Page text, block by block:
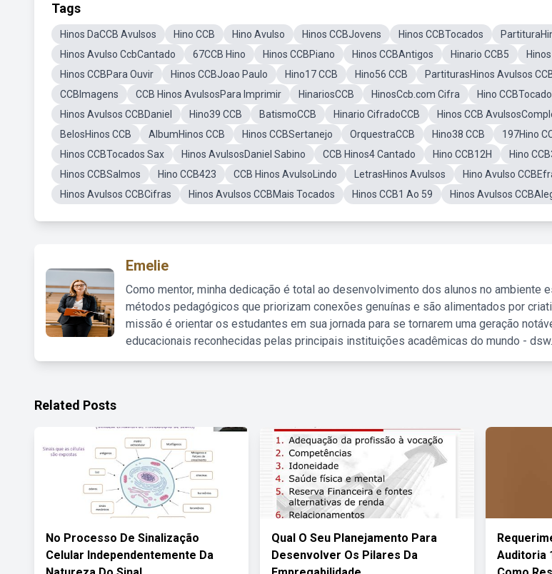
Tags
Hinos DaCCB Avulsos Hino CCB Hino Avulso Hinos CCBJovens Hinos CCBTocados
Hinos Avulso CcbCantado
67CCB Hino Hinos CCBPiano Hinos CCBAntigos Hinario CCB5
Hinos CCBPara Ouvir
Hinos CCBJoao Paulo Hino17 CCB Hino56 CCB PartiturasHinos Avulsos
CCBImagens
CCB Hinos AvulsosPara Imprimir HinariosCCB HinosCcb.com Cifra
Hino CCBTocado
Hinos Avulsos CCBDaniel
Hino39 CCB BatismoCCB Hinario CifradoCCB Hinos CCB
BelosHinos CCB
AlbumHinos CCB Hinos CCBSertanejo OrquestraCCB Hino38 CCB 197Hino
Hinos CCBTocados Sax
Hinos AvulsosDaniel Sabino CCB Hinos4 Cantado Hino CCB12H
Hino
Hinos CCBSalmos
Hino CCB423 CCB Hinos AvulsoLindo LetrasHinos Avulsos
Hino Avulso
Hinos Avulsos CCBCifras
Hinos Avulsos CCBMais Tocados Hinos CCB1 Ao 59 Hinos Avulsos
Emelie
Como mentor, minha dedicação é total ao desenvolvimento dos alunos no ambiente
métodos pedagógicos que priorizam conexões genuínas e são alimentados por
missão é orientar os estudantes em sua jornada para se tornarem uma geração
educacionais reconhecidas pelas principais instituições acadêmicas do mundo -
Related Posts
No Processo De Sinalização
Celular Independentemente Da
Qual O Seu Planejamento Para
Desenvolver Os Pilares Da
Auditoria